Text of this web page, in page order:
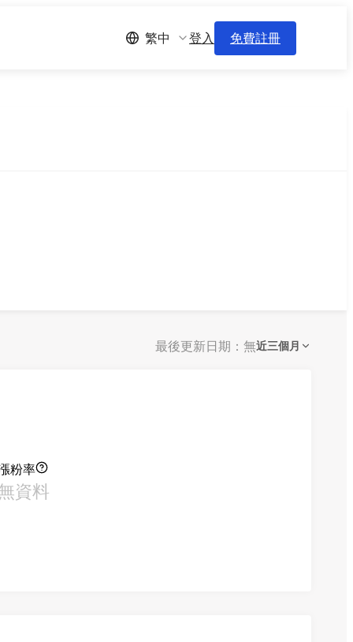
繁中 登入 免費註冊
最後更新日期：無近三個月
粉率
資料